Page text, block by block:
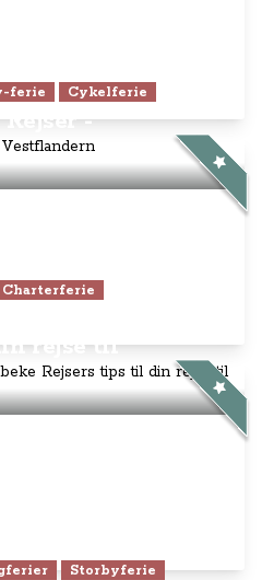
ferie Cykelferie
-
Charterferie
rejse til
Storbyferie